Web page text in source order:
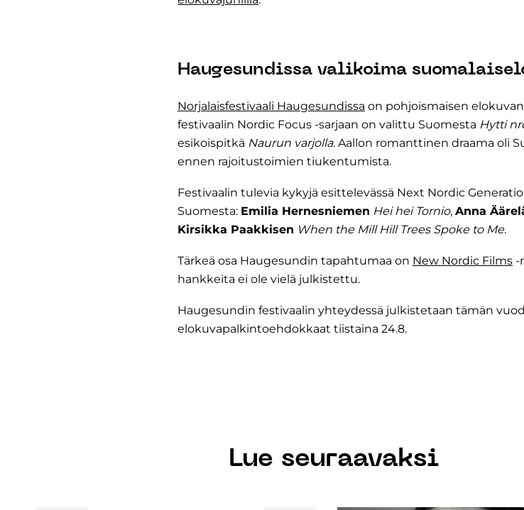
Haugesundissa valikoima
Norjalaisfestivaali Haugesundissa on pohjoismaisen
festivaalin Nordic Focus -sarjaan on valittu Suomesta Hytti
esikoispitkä Naurun varjolla. Aallon romanttinen draama oli
ennen rajoitustoimien tiukentumista.
Festivaalin tulevia kykyjä esittelevässä Next Nordic
Suomesta: Emilia Hernesniemen Hei hei Tornio, Anna
Kirsikka Paakkisen When the Mill Hill Trees Spoke to Me.
Tärkeä osa Haugesundin tapahtumaa on New Nordic Films -
hankkeita ei ole vielä julkistettu.
Haugesundin festivaalin yhteydessä julkistetaan tämän
elokuvapalkintoehdokkaat tiistaina 24.8.
Lue seuraavaksi